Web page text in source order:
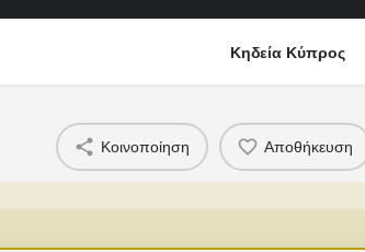
Κηδεία Κύπρος
Κοινοποίηση Αποθήκευση